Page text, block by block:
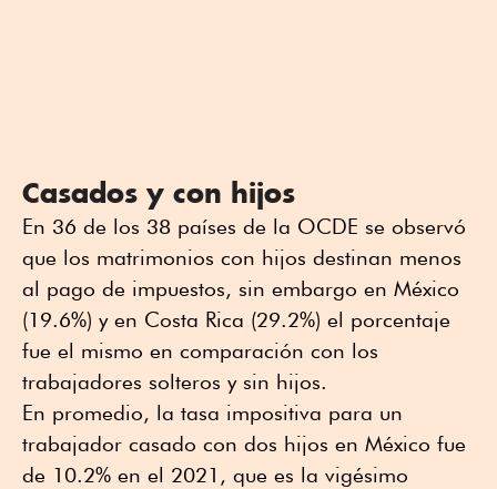
Casados y con hijos
En 36 de los 38 países de la OCDE se observó
que los matrimonios con hijos destinan menos
al pago de impuestos, sin embargo en México
(19.6%) y en Costa Rica (29.2%) el porcentaje
fue el mismo en comparación con los
trabajadores solteros y sin hijos.
En promedio, la tasa impositiva para un
trabajador casado con dos hijos en México fue
de 10.2% en el 2021, que es la vigésimo